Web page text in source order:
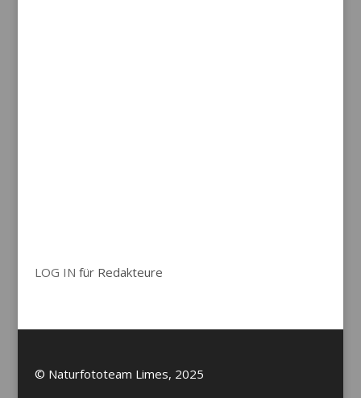
LOG IN für Redakteure
© Naturfototeam Limes, 2025